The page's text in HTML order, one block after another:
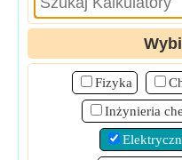
Fizyka
Inżynieria